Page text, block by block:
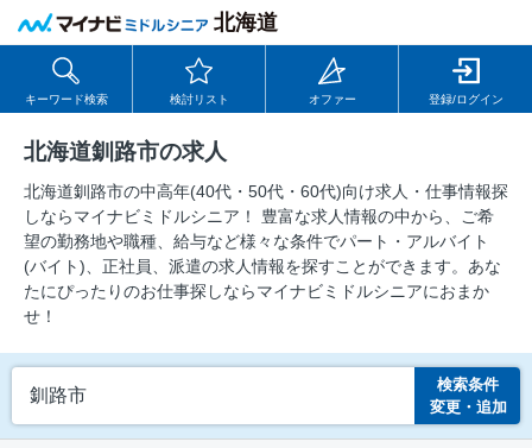
北海道
キーワード検索 検討リスト オファー 登録/ログイン
北海道釧路市の求人
北海道釧路市の中⾼年(40代・50代・60代)向け求⼈・仕事情報探
しならマイナビミドルシニア！ 豊富な求人情報の中から、ご希
望の勤務地や職種、給与など様々な条件でパート・アルバイト
(バイト)、正社員、派遣の求人情報を探すことができます。あな
たにぴったりのお仕事探しならマイナビミドルシニアにおまか
せ！
釧路市
検索条件
変更・追加